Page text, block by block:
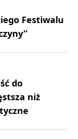
Festiwalu
do
niż